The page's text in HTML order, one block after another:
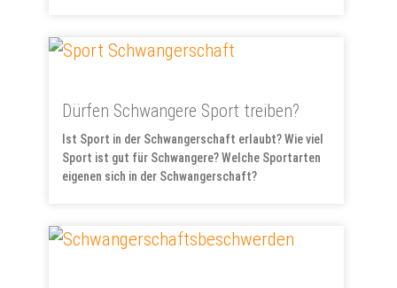
Dürfen Schwangere Sport treiben?
Ist Sport in der Schwangerschaft erlaubt? Wie viel
Sport ist gut für Schwangere? Welche Sportarten
eigenen sich in der Schwangerschaft?